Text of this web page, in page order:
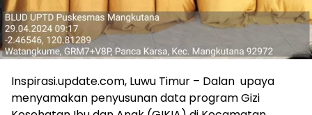
Inspirasi.update.com, Luwu Timur – Dalan upaya
menyamakan penyusunan data program Gizi